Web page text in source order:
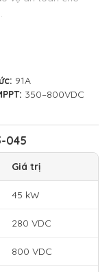
91A
350–800VDC
045
Giá trị
45 kW
280 VDC
800 VDC